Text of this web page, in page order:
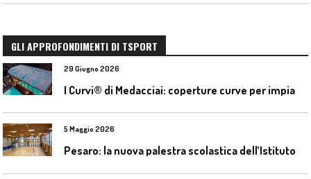
GLI APPROFONDIMENTI DI TSPORT
29 Giugno 2026
5 Maggio 2026